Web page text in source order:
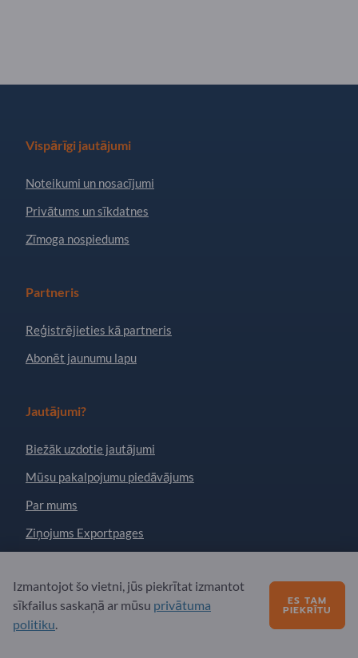
Vispārīgi jautājumi
Noteikumi un nosacījumi
Privātums un sīkdatnes
Zīmoga nospiedums
Partneris
Reģistrējieties kā partneris
Abonēt jaunumu lapu
Jautājumi?
Biežāk uzdotie jautājumi
Mūsu pakalpojumu piedāvājums
Par mums
Ziņojums Exportpages
Exportpages International Network
Exportpages International GmbH
Becker-Göring-Straße 15
Izmantojot šo vietni, jūs piekrītat izmantot
sīkfailus saskaņā ar mūsu privātuma
politiku.
ES TAM
PIEKRĪTU